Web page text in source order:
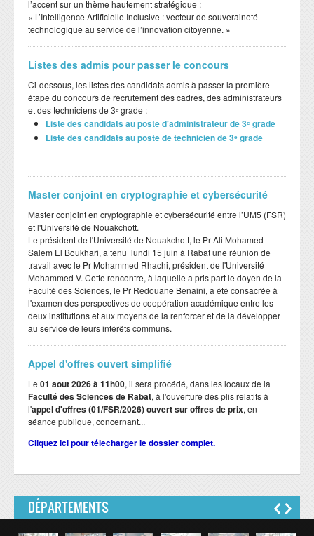
l’accent sur un thème hautement stratégique :
​« L’Intelligence Artificielle Inclusive : vecteur de souveraineté
technologique au service de l’innovation citoyenne. »
Listes des admis pour passer le concours
Ci-dessous, les listes des candidats admis à passer la première
étape du concours de recrutement des cadres, des administrateurs
et des techniciens de 3ᵉ grade :
Liste des candidats au poste d'administrateur de 3ᵉ grade
Liste des candidats au poste de technicien de 3ᵉ grade
Master conjoint en cryptographie et cybersécurité
Master conjoint en cryptographie et cybersécurité entre l’UM5 (FSR)
et l'Université de Nouakchott.
Le président de l'Université de Nouakchott, le Pr Ali Mohamed
Salem El Boukhari, a tenu lundi 15 juin à Rabat une réunion de
travail avec le Pr Mohammed Rhachi, président de l'Université
Mohammed V. Cette rencontre, à laquelle a pris part le doyen de la
Faculté des Sciences, le Pr Redouane Benaini, a été consacrée à
l'examen des perspectives de coopération académique entre les
deux institutions et aux moyens de la renforcer et de la développer
au service de leurs intérêts communs.
Appel d'offres ouvert simplifié
Le 01 aout 2026 à 11h00, il sera procédé, dans les locaux de la
Faculté des Sciences de Rabat, à l'ouverture des plis relatifs à
l'appel d'offres (01/FSR/2026) ouvert sur offres de prix, en
séance publique, concernant...
Cliquez ici pour télecharger le dossier complet.
DÉPARTEMENTS